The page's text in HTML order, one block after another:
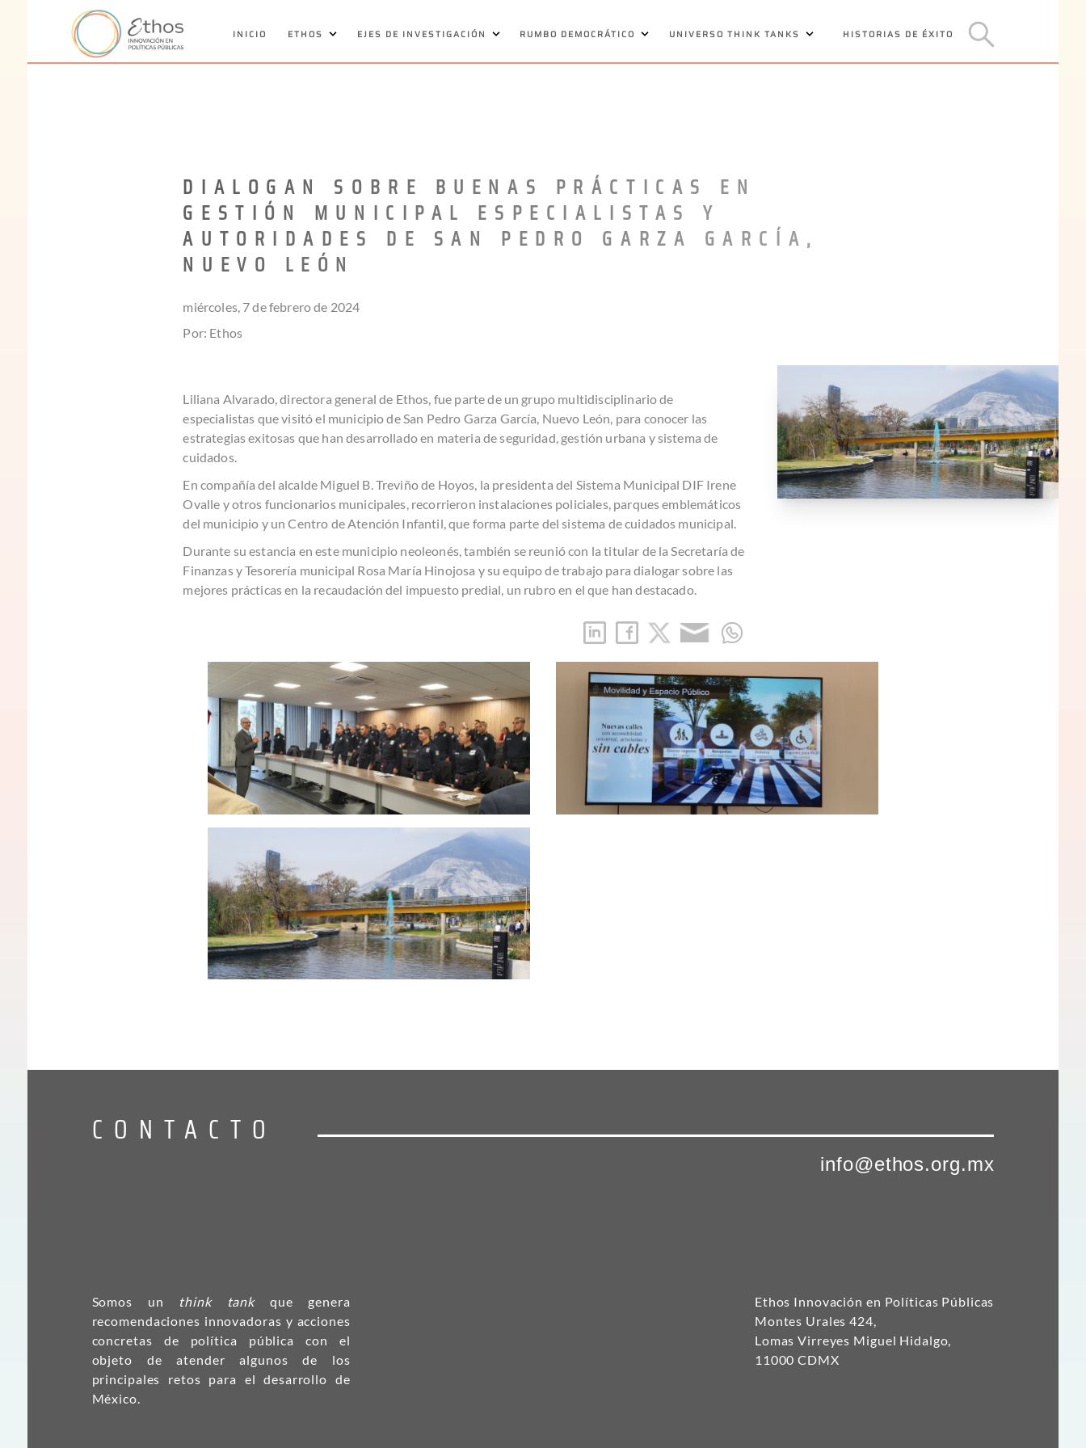
INICIO ETHOS EJES DE INVESTIGACIÓN RUMBO DEMOCRÁTICO UNIVERSO THINK TANKS HISTORIAS DE ÉXITO
DIALOGAN SOBRE BUENAS PRÁCTICAS EN
GESTIÓN MUNICIPAL ESPECIALISTAS Y
AUTORIDADES DE SAN PEDRO GARZA GARCÍA,
NUEVO LEÓN
miércoles, 7 de febrero de 2024
Por: Ethos
Liliana Alvarado, directora general de Ethos, fue parte de un grupo multidisciplinario de
especialistas que visitó el municipio de San Pedro Garza García, Nuevo León, para conocer las
estrategias exitosas que han desarrollado en materia de seguridad, gestión urbana y sistema de
cuidados.
En compañía del alcalde Miguel B. Treviño de Hoyos, la presidenta del Sistema Municipal DIF Irene
Ovalle y otros funcionarios municipales, recorrieron instalaciones policiales, parques emblemáticos
del municipio y un Centro de Atención Infantil, que forma parte del sistema de cuidados municipal.
Durante su estancia en este municipio neoleonés, también se reunió con la titular de la Secretaría de
Finanzas y Tesorería municipal Rosa María Hinojosa y su equipo de trabajo para dialogar sobre las
mejores prácticas en la recaudación del impuesto predial, un rubro en el que han destacado.
CONTACTO
info@ethos.org.mx
Somos un think tankque genera
recomendaciones innovadoras y acciones
concretas de política pública con el
objeto de atender algunos de los
principales retos para el desarrollo de
México.
Ethos Innovación en Políticas Públicas
Montes Urales 424,
Lomas Virreyes Miguel Hidalgo,
11000 CDMX